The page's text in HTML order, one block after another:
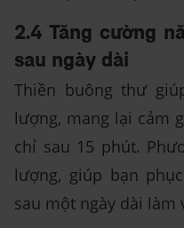
2.4 Tăng cường
sau ngày dài
Thiền buông thư
lượng, mang lại cảm
chỉ sau 15 phút.
lượng, giúp bạn
sau một ngày dài làm